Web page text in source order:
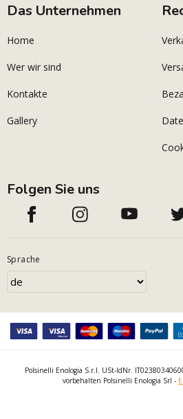
Das Unternehmen
Home
Wer wir sind
Kontakte
Gallery
Folgen Sie uns
Sprache
Polsinelli Enologia S.r.l. USt-IdNr.
vorbehalten Polsinelli Enologia Srl -